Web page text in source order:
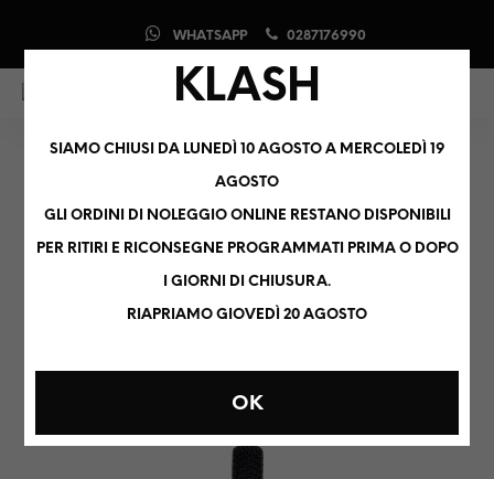
WHATSAPP 0287176990
0 0
MICROFONI
KLASH
SIAMO CHIUSI DA LUNEDÌ 10 AGOSTO A MERCOLEDÌ 19
AGOSTO
GLI ORDINI DI NOLEGGIO ONLINE RESTANO DISPONIBILI
PER RITIRI E RICONSEGNE PROGRAMMATI PRIMA O DOPO
I GIORNI DI CHIUSURA.
RIAPRIAMO GIOVEDÌ 20 AGOSTO
OK